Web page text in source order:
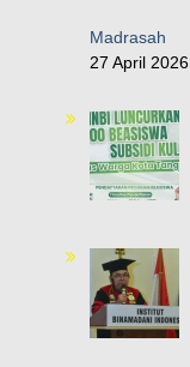
Madrasah
27 April 2026